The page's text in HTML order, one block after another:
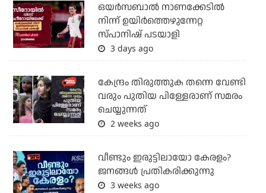
ഒയര്‍സബാൽ നാണക്കേടിൽ
നിന്ന് ഉയിർത്തെഴുന്നേറ്റ
സ്പാനിഷ് പടയാളി
3 days ago
കേന്ദ്രം തിരുത്തുക തന്നെ വേണ്ടി
വരും പുതിയ പിള്ളേരാണ് സമരം
ചെയ്യുന്നത്
2 weeks ago
വീണ്ടും ഇരുട്ടിലായോ കേരളം?
ജനങ്ങൾ പ്രതികരിക്കുന്നു
3 weeks ago